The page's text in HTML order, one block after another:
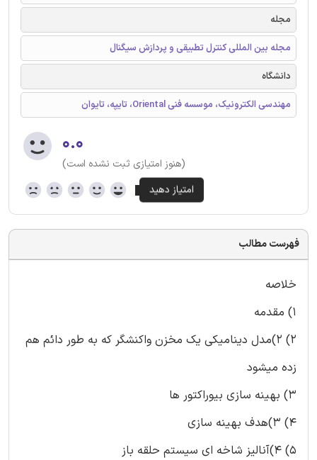
مجله
مجله بین المللی کنترل تطبیقی و پردازش سیگنال
دانشگاه
مهندسی الکترونیک، موسسه فنی Oriental، تایپه، تایوان
۰.۰
(هنوز امتیازی ثبت نشده است)
فهرست مطالب
خلاصه
1) مقدمه
2) 2)مدل دینامیکی یک مخزن واکنشگر که به طور دائم هم
زده میشود
3) بهینه سازی بیوراکتور ها
4) 3)هدف بهینه سازی
5) 4)آنالیز شاخه ای سیستم حلقه باز